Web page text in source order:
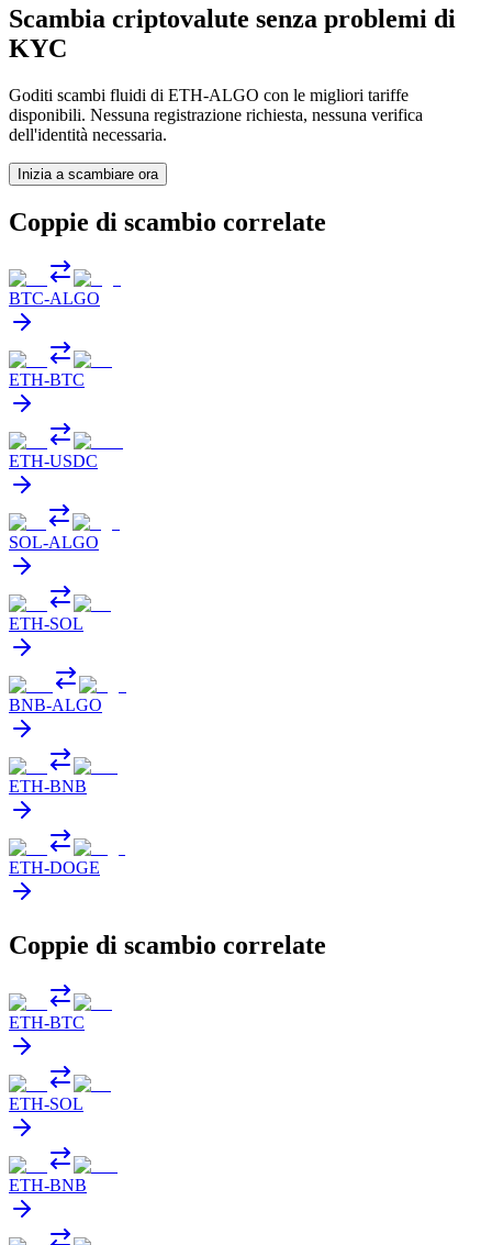
Scambia criptovalute senza problemi di
KYC
Goditi scambi fluidi di ETH-ALGO con le migliori tariffe
disponibili. Nessuna registrazione richiesta, nessuna verifica
dell'identità necessaria.
Inizia a scambiare ora
Coppie di scambio correlate
BTC-ALGO
ETH-BTC
ETH-USDC
SOL-ALGO
ETH-SOL
BNB-ALGO
ETH-BNB
ETH-DOGE
Coppie di scambio correlate
ETH-BTC
ETH-SOL
ETH-BNB